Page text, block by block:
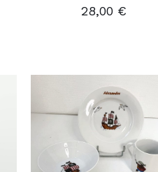
28,00 €
AJOUTER AU PANIER
DÉTAILS